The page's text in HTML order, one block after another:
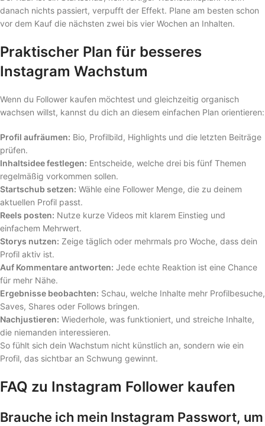
danach nichts passiert, verpufft der Effekt. Plane am besten schon
vor dem Kauf die nächsten zwei bis vier Wochen an Inhalten.
Praktischer Plan für besseres
Instagram Wachstum
Wenn du Follower kaufen möchtest und gleichzeitig organisch
wachsen willst, kannst du dich an diesem einfachen Plan orientieren:
Profil aufräumen: Bio, Profilbild, Highlights und die letzten Beiträge
prüfen.
Inhaltsidee festlegen: Entscheide, welche drei bis fünf Themen
regelmäßig vorkommen sollen.
Startschub setzen: Wähle eine Follower Menge, die zu deinem
aktuellen Profil passt.
Reels posten: Nutze kurze Videos mit klarem Einstieg und
einfachem Mehrwert.
Storys nutzen: Zeige täglich oder mehrmals pro Woche, dass dein
Profil aktiv ist.
Auf Kommentare antworten: Jede echte Reaktion ist eine Chance
für mehr Nähe.
Ergebnisse beobachten: Schau, welche Inhalte mehr Profilbesuche,
Saves, Shares oder Follows bringen.
Nachjustieren: Wiederhole, was funktioniert, und streiche Inhalte,
die niemanden interessieren.
So fühlt sich dein Wachstum nicht künstlich an, sondern wie ein
Profil, das sichtbar an Schwung gewinnt.
FAQ zu Instagram Follower kaufen
Brauche ich mein Instagram Passwort, um